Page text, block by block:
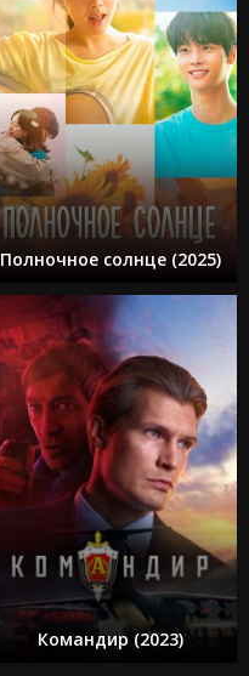
Полночное солнце (2025)
Командир (2023)